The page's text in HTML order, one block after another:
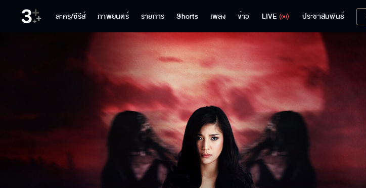
ละคร/ซีรีส์ ภาพยนตร์ รายการ Shorts เพลง ข่าว LIVE ประชาสัมพันธ์